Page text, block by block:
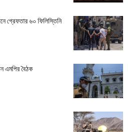
গ্রেফতার ৬০ ফিলিস্তিনি
এমপির বৈঠক